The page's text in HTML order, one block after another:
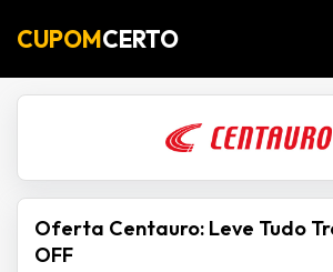
CUPOMCERTO
Oferta Centauro: Leve Tudo
OFF